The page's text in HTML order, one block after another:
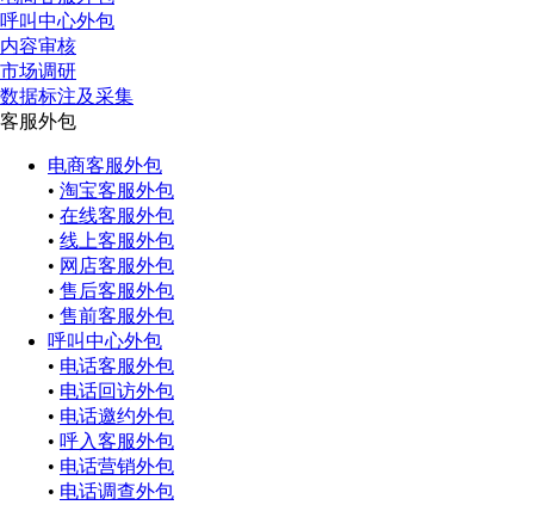
呼叫中心外包
内容审核
市场调研
数据标注及采集
客服外包
电商客服外包
• 淘宝客服外包
• 在线客服外包
• 线上客服外包
• 网店客服外包
• 售后客服外包
• 售前客服外包
呼叫中心外包
• 电话客服外包
• 电话回访外包
• 电话邀约外包
• 呼入客服外包
• 电话营销外包
• 电话调查外包